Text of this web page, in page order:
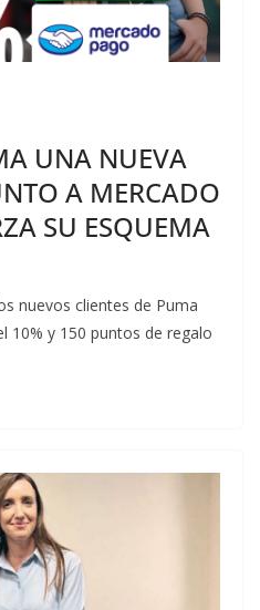
UNA NUEVA
A MERCADO
SU ESQUEMA
nuevos clientes de Puma
10% y 150 puntos de regalo